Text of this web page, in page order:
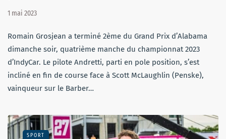
1 mai 2023
Romain Grosjean a terminé 2ème du Grand Prix d’Alabama
dimanche soir, quatrième manche du championnat 2023
d’IndyCar. Le pilote Andretti, parti en pole position, s’est
incliné en fin de course face à Scott McLaughlin (Penske),
vainqueur sur le Barber…
SPORT